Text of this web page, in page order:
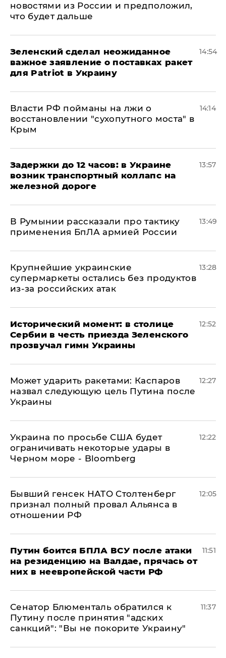
новостями из России и предположил,
что будет дальше
Зеленский сделал неожиданное
важное заявление о поставках ракет
для Patriot в Украину
14:54
Власти РФ пойманы на лжи о
восстановлении "сухопутного моста" в
Крым
14:14
Задержки до 12 часов: в Украине
возник транспортный коллапс на
железной дороге
13:57
В Румынии рассказали про тактику
применения БпЛА армией России
13:49
Крупнейшие украинские
супермаркеты остались без продуктов
из-за российских атак
13:28
Исторический момент: в столице
Сербии в честь приезда Зеленского
прозвучал гимн Украины
12:52
Может ударить ракетами: Каспаров
назвал следующую цель Путина после
Украины
12:27
Украина по просьбе США будет
ограничивать некоторые удары в
Черном море - Bloomberg
12:22
Бывший генсек НАТО Столтенберг
признал полный провал Альянса в
отношении РФ
12:05
Путин боится БПЛА ВСУ после атаки
на резиденцию на Валдае, прячась от
них в неевропейской части РФ
11:51
Сенатор Блюменталь обратился к
Путину после принятия "адских
санкций": "Вы не покорите Украину"
11:37